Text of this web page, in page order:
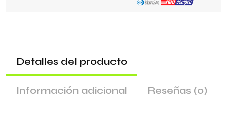
Detalles del producto
Información adicional Reseñas (0)